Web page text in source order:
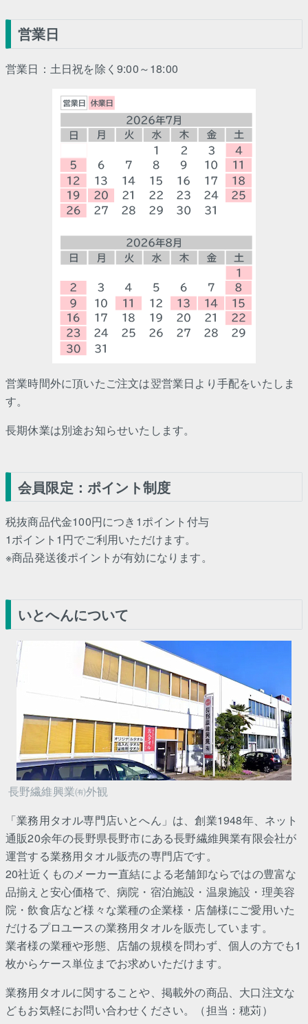
営業日
営業日：土日祝を除く9:00～18:00
営業時間外に頂いたご注文は翌営業日より手配をいたしま
す。
長期休業は別途お知らせいたします。
会員限定：ポイント制度
税抜商品代金100円につき1ポイント付与
1ポイント1円でご利用いただけます。
※商品発送後ポイントが有効になります。
いとへんについて
長野繊維興業㈲外観
「業務用タオル専門店いとへん」は、創業1948年、ネット
通販20余年の長野県長野市にある長野繊維興業有限会社が
運営する業務用タオル販売の専門店です。
20社近くものメーカー直結による老舗卸ならではの豊富な
品揃えと安心価格で、病院・宿泊施設・温泉施設・理美容
院・飲食店など様々な業種の企業様・店舗様にご愛用いた
だけるプロユースの業務用タオルを販売しています。
業者様の業種や形態、店舗の規模を問わず、個人の方でも1
枚からケース単位までお求めいただけます。
業務用タオルに関することや、掲載外の商品、大口注文な
どもお気軽にお問い合わせください。（担当：穂苅）